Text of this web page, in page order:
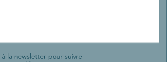
à la newsletter pour suivre